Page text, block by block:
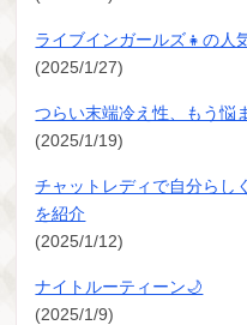
ライブインガールズ👧の人
(2025/1/27)
つらい末端冷え性、もう悩
(2025/1/19)
チャットレディで自分らし
を紹介
(2025/1/12)
ナイトルーティーン🌙
(2025/1/9)